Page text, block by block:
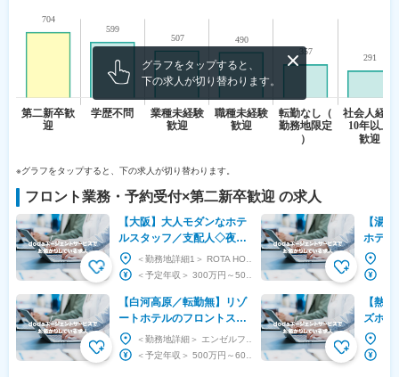
グラフをタップすると、
下の求人が切り替わります。
※グラフをタップすると、下の求人が切り替わります。
フロント業務・予約受付×第二新卒歓迎 の求人
【大阪】大人モダンなホテ
ルスタッフ／支配人◇夜勤
なし◇駅チカでアクセス
◎◇企画・販促にも携われ
【白河高原／転勤無】リゾ
ートホテルのフロントスタ
ッフ（管理職候補）◇上場
企業G／年間休日120日
【湯
ホテル
理職
場企業
【熱
ズホテ
フ◇年
特別休